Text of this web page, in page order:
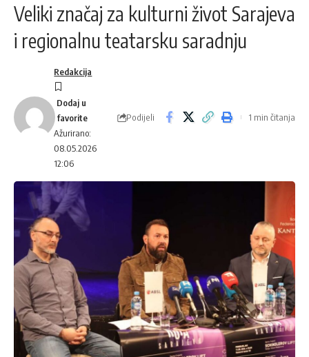
Veliki značaj za kulturni život Sarajeva
i regionalnu teatarsku saradnju
Ažurirano:
08.05.2026
12:06
Redakcija
Podijeli 1 min čitanja